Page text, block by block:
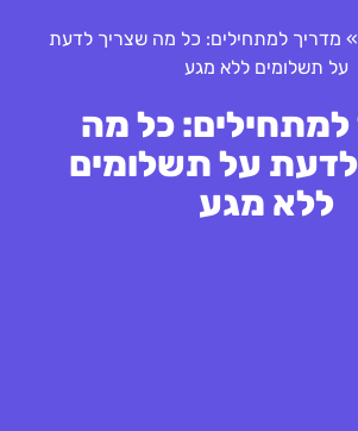
» מדריך למתחילים: כל מה שצריך לדעת
על תשלומים ללא מגע
למתחילים: כל מה
על תשלומים
ללא מגע